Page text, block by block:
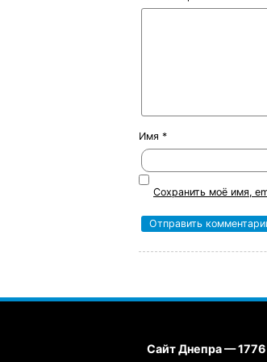
Имя *
Сохранить моё имя,
Сайт Днепра — 1776